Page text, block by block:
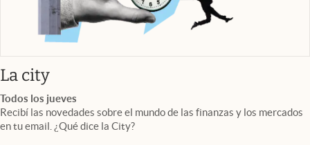
La cityabre en nueva pestaña
Todos los jueves
Recibí las novedades sobre el mundo de las finanzas y los mercados
en tu email. ¿Qué dice la City?